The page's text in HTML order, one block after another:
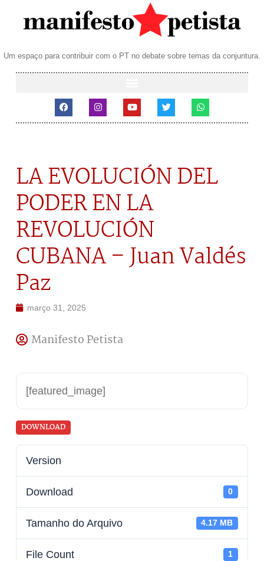
Um espaço para contribuir com o PT no debate sobre temas da conjuntura.
LA EVOLUCIÓN DEL
PODER EN LA
REVOLUCIÓN
CUBANA – Juan Valdés
Paz
março 31, 2025
Manifesto Petista
[featured_image]
DOWNLOAD
Version
Download 0
Tamanho do Arquivo 4.17 MB
File Count 1